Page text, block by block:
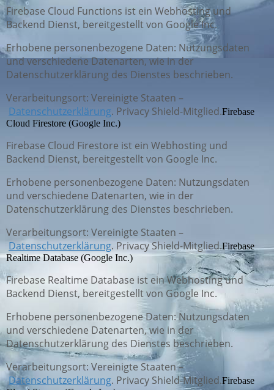
Firebase Cloud Functions ist ein Webhosting und
Backend Dienst, bereitgestellt von Google Inc.
Erhobene personenbezogene Daten: Nutzungsdaten
und verschiedene Datenarten, wie in der
Datenschutzerklärung des Dienstes beschrieben.
Verarbeitungsort: Vereinigte Staaten –
Datenschutzerklärung. Privacy Shield-Mitglied.Firebase
Cloud Firestore (Google Inc.)
Firebase Cloud Firestore ist ein Webhosting und
Backend Dienst, bereitgestellt von Google Inc.
Erhobene personenbezogene Daten: Nutzungsdaten
und verschiedene Datenarten, wie in der
Datenschutzerklärung des Dienstes beschrieben.
Verarbeitungsort: Vereinigte Staaten –
Datenschutzerklärung. Privacy Shield-Mitglied.Firebase
Realtime Database (Google Inc.)
Firebase Realtime Database ist ein Webhosting und
Backend Dienst, bereitgestellt von Google Inc.
Erhobene personenbezogene Daten: Nutzungsdaten
und verschiedene Datenarten, wie in der
Datenschutzerklärung des Dienstes beschrieben.
Verarbeitungsort: Vereinigte Staaten –
Datenschutzerklärung. Privacy Shield-Mitglied.Firebase